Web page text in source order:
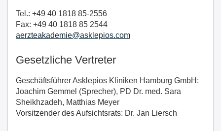
Tel.: +49 40 1818 85-2556
Fax: +49 40 1818 85 2544
aerzteakademie@asklepios.com
Gesetzliche Vertreter
Geschäftsführer Asklepios Kliniken Hamburg GmbH:
Joachim Gemmel (Sprecher), PD Dr. med. Sara
Sheikhzadeh, Matthias Meyer
Vorsitzender des Aufsichtsrats: Dr. Jan Liersch